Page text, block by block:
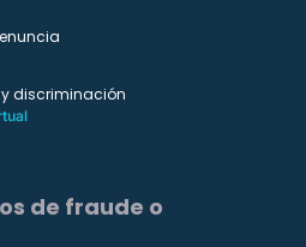
discriminación
de fraude o